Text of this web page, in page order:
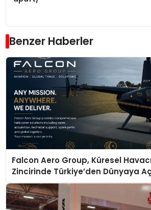
Benzer Haberler
Falcon Aero Group, Küresel
Zincirinde Türkiye’den Dünyaya